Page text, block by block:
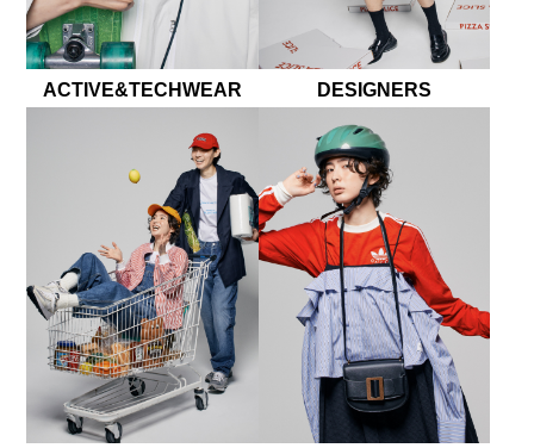
ACTIVE&TECHWEAR DESIGNERS